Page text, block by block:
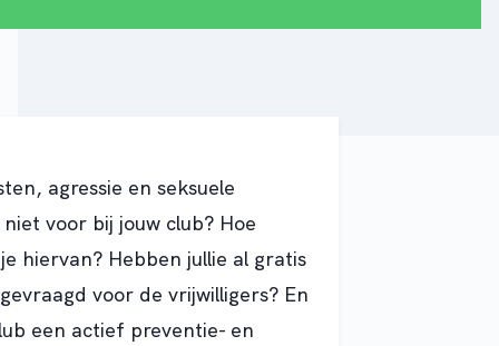
agressie en seksuele
voor bij jouw club? Hoe
hiervan? Hebben jullie al gratis
voor de vrijwilligers? En
een actief preventie- en